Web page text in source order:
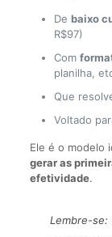
De baixo
R$97)
Com
planilha,
Que
Voltado
Ele é o modelo
gerar as
efetividade.
Lembre-se: